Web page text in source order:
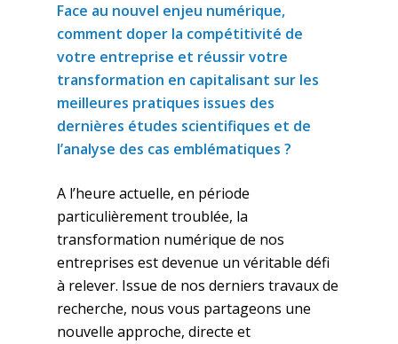
Face au nouvel enjeu numérique,
comment doper la compétitivité de
votre entreprise et réussir votre
transformation en capitalisant sur les
meilleures pratiques issues des
dernières études scientifiques et de
l’analyse des cas emblématiques ?
A l’heure actuelle, en période
particulièrement troublée, la
transformation numérique de nos
entreprises est devenue un véritable défi
à relever. Issue de nos derniers travaux de
recherche, nous vous partageons une
nouvelle approche, directe et